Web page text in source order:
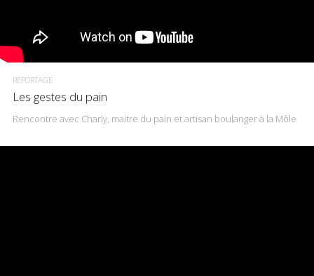
REPORTAGE
Les gestes du pain
Rencontre avec Charly, maitre du pain et artisan boulanger à la Môle